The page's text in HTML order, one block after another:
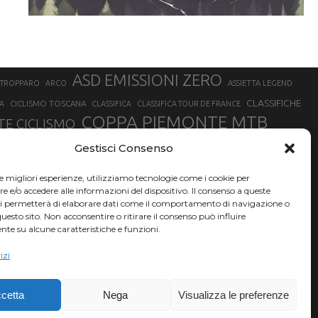
Gestisci Consenso
migliori esperienze, utilizziamo tecnologie come i cookie per
e/o accedere alle informazioni del dispositivo. Il consenso a queste
permetterà di elaborare dati come il comportamento di navigazione o
sito. Non acconsentire o ritirare il consenso può influire
su alcune caratteristiche e funzioni.
Nega Visualizza le preferenze
ARCO ASD EMISSIONI ZERO ASSIETTA LEGEND
CICLISMO TOSCANA CLASSIFICA CLASSIFICA TOUR DE FRANCE CLASSIFICHE
CICLISMO COPPA PIEMONTE MTB
FABIO ARU FIAB FINALE LIGURE
HERVÉ BARMASSE INSUBRIA BIKE FESTIVAL
LUCA BRAIDOT MARATHON BIKE DELLA BRIANZA
MATHIEU VAN DER POEL
TRIATHLON OLIMPICO